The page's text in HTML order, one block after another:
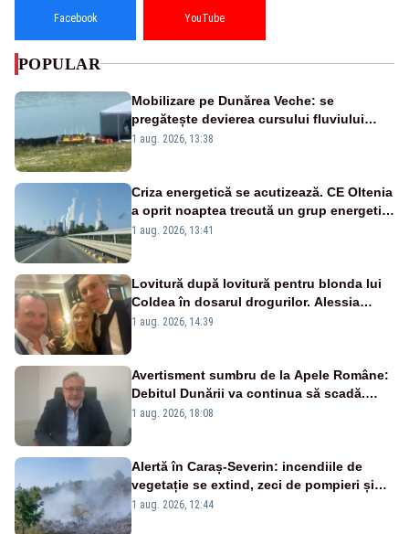
Facebook YouTube
POPULAR
Mobilizare pe Dunărea Veche: se
pregătește devierea cursului fluviului
către Cernavodă – VIDEO
1 aug. 2026, 13:38
Criza energetică se acutizează. CE Oltenia
a oprit noaptea trecută un grup energetic
de la Rovinari
1 aug. 2026, 13:41
Lovitură după lovitură pentru blonda lui
Coldea în dosarul drogurilor. Alessia
Păcuraru explică decizia magistraților
1 aug. 2026, 14:39
Avertisment sumbru de la Apele Române:
Debitul Dunării va continua să scadă.
Cernavodă s-ar putea închide în 4 zile
1 aug. 2026, 18:08
Alertă în Caraș-Severin: incendiile de
vegetație se extind, zeci de pompieri și
silvicultori se luptă cu flăcările - VIDEO
1 aug. 2026, 12:44